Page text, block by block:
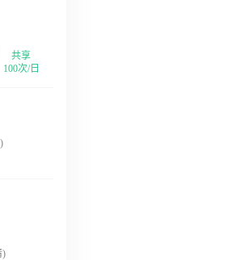
共享
100次/日
)